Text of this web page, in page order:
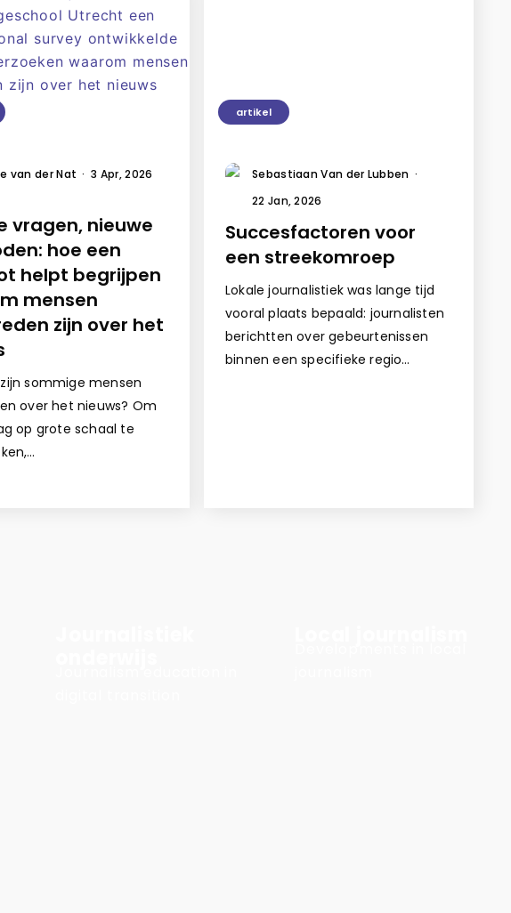
van der Nat · 3 Apr, 2026
vragen, nieuwe
hoe een
helpt begrijpen
mensen
zijn over het
sommige mensen
over het nieuws? Om
op grote schaal te
artikel
Sebastiaan Van der Lubben ·
22 Jan, 2026
Succesfactoren voor
een streekomroep
Lokale journalistiek was lange tijd
vooral plaats bepaald: journalisten
berichtten over gebeurtenissen
binnen een specifieke regio…